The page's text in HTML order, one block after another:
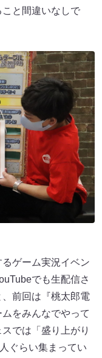
と間違いなしで
ゲーム実況イベン
でも生配信さ
前回は『桃太郎電
をみんなでやって
では「盛り上がり
ぐらい集まってい